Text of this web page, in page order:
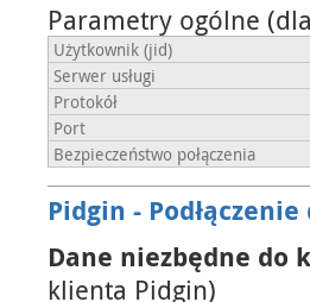
Parametry ogólne
Użytkownik (jid)
Serwer usługi
Protokół
Port
Bezpieczeństwo połączenia
Pidgin - Podłączenie
Dane niezbędne
klienta Pidgin)